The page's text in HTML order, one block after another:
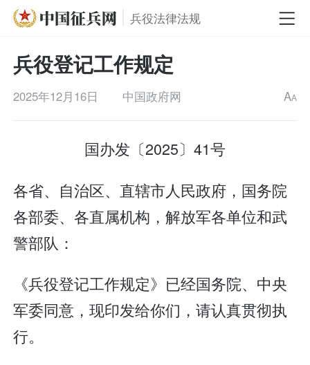
兵役法律法规
兵役登记工作规定
2025年12月16日 中国政府网 AA
国办发〔2025〕41号
各省、自治区、直辖市人民政府，国务院
各部委、各直属机构，解放军各单位和武
警部队：
《兵役登记工作规定》已经国务院、中央
军委同意，现印发给你们，请认真贯彻执
行。